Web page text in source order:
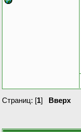
Страниц: [1] Вверх